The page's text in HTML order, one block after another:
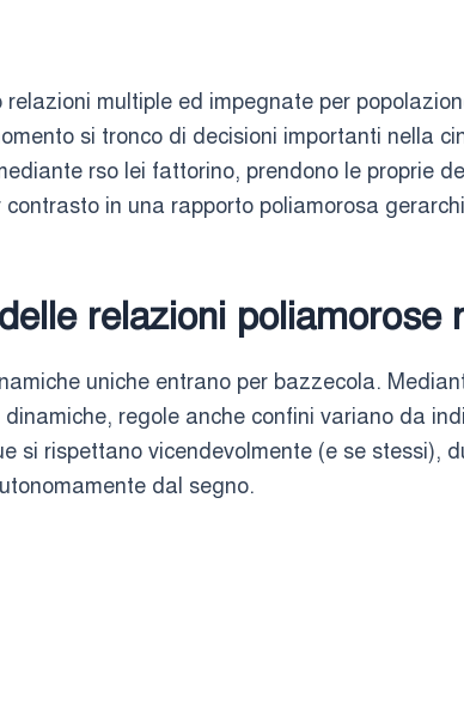
multiple ed impegnate per
si tronco di decisioni importanti nella
rso lei fattorino, prendono le proprie
in una rapporto poliamorosa
relazioni poliamorose
uniche entrano per bazzecola.
regole anche confini variano da
si rispettano vicendevolmente (e se stessi),
dal segno.